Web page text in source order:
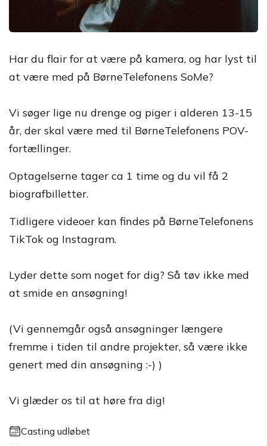
Har du flair for at være på kamera, og har lyst til
at være med på BørneTelefonens SoMe?
Vi søger lige nu drenge og piger i alderen 13-15
år, der skal være med til BørneTelefonens POV-
fortællinger.
Optagelserne tager ca 1 time og du vil få 2
biografbilletter.
Tidligere videoer kan findes på BørneTelefonens
TikTok og Instagram.
Lyder dette som noget for dig? Så tøv ikke med
at smide en ansøgning!
(Vi gennemgår også ansøgninger længere
fremme i tiden til andre projekter, så være ikke
genert med din ansøgning :-) )
Vi glæder os til at høre fra dig!
Casting udløbet